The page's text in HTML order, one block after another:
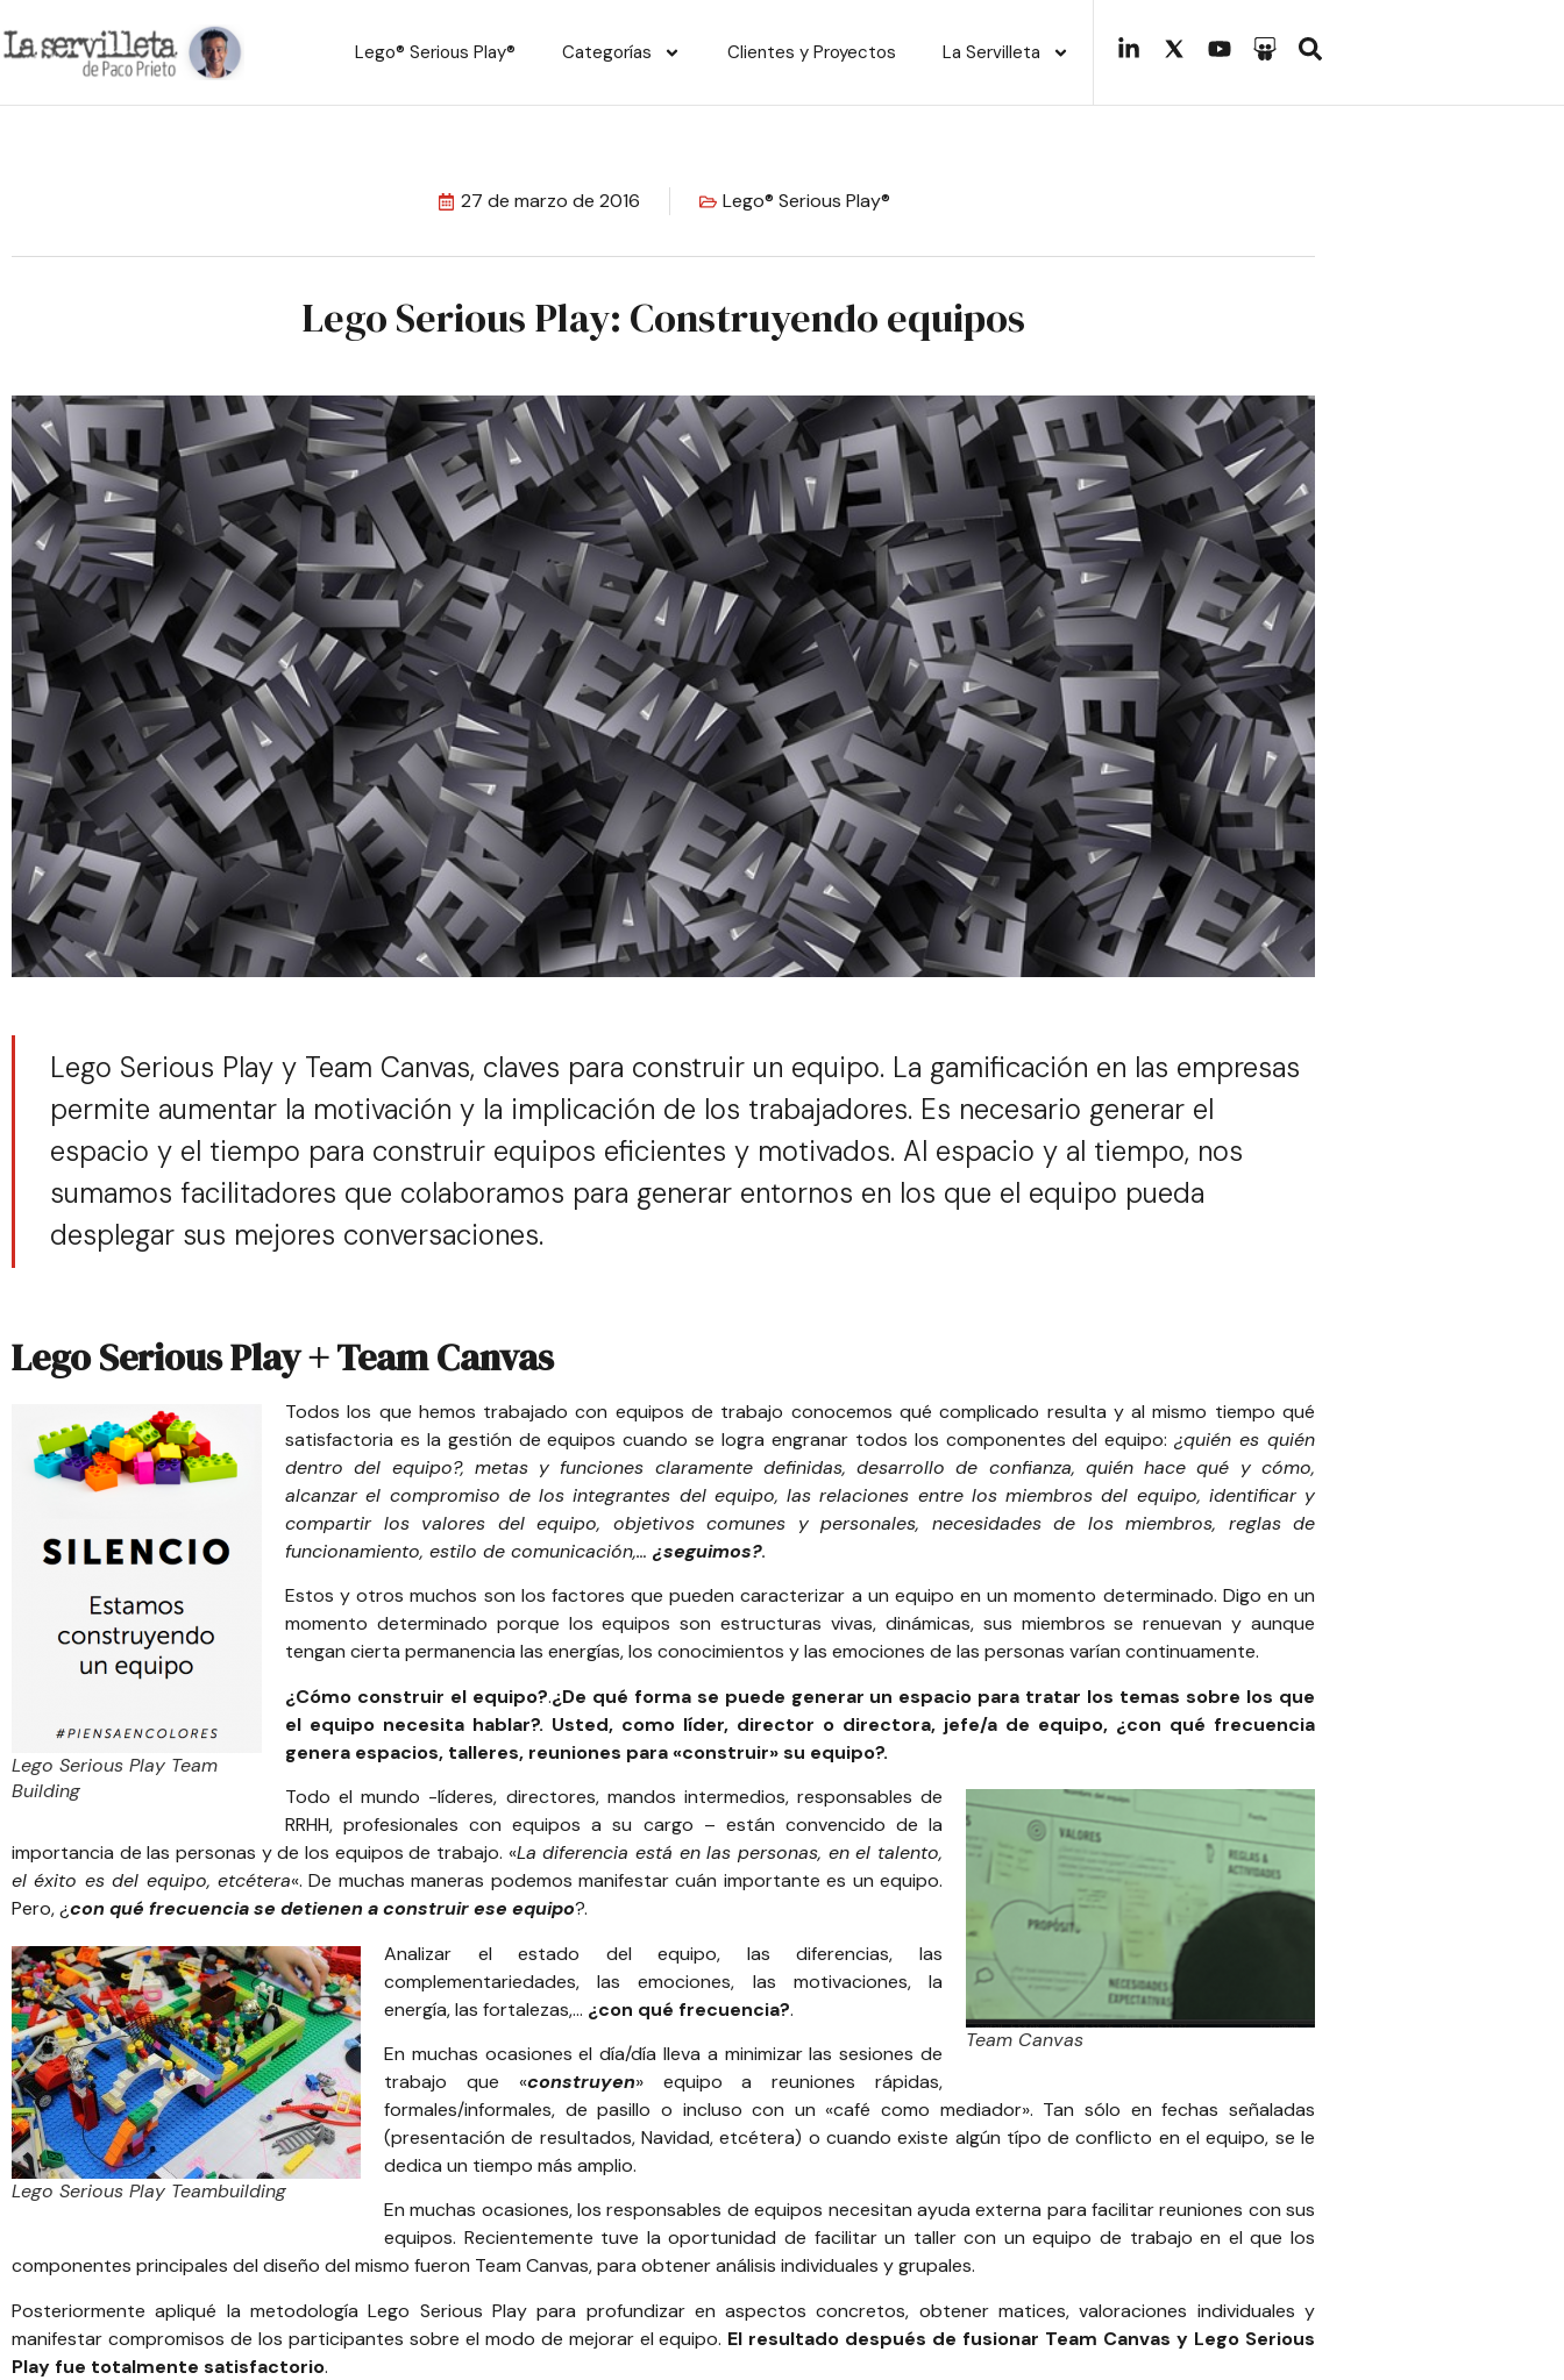
Lego® Serious Play® Categorías Clientes y Proyectos La Servilleta
27 de marzo de 2016 Lego® Serious Play®
Lego Serious Play: Construyendo equipos
Lego Serious Play y Team Canvas, claves para construir un equipo. La gamificación en las empresas
permite aumentar la motivación y la implicación de los trabajadores. Es necesario generar el
espacio y el tiempo para construir equipos eficientes y motivados. Al espacio y al tiempo, nos
sumamos facilitadores que colaboramos para generar entornos en los que el equipo pueda
desplegar sus mejores conversaciones.
Lego Serious Play + Team Canvas
Lego Serious Play Team
Building
Todos los que hemos trabajado con equipos de trabajo conocemos qué complicado resulta y al mismo tiempo qué
satisfactoria es la gestión de equipos cuando se logra engranar todos los componentes del equipo:¿quién es quién
dentro del equipo?, metas y funciones claramente definidas, desarrollo de confianza, quién hace qué y cómo,
alcanzar el compromiso de los integrantes del equipo, las relaciones entre los miembros del equipo, identificar y
compartir los valores del equipo, objetivos comunes y personales, necesidades de los miembros, reglas de
funcionamiento, estilo de comunicación,… ¿seguimos?.
Estos y otros muchos son los factores que pueden caracterizar a un equipo en un momento determinado. Digo en un
momento determinado porque los equipos son estructuras vivas, dinámicas, sus miembros se renuevan y aunque
tengan cierta permanencia las energías, los conocimientos y las emociones de las personas varían continuamente.
¿Cómo construir el equipo?.¿De qué forma se puede generar un espacio para tratar los temas sobre los que
el equipo necesita hablar?. Usted, como líder, director o directora, jefe/a de equipo, ¿con qué frecuencia
genera espacios, talleres, reuniones para «construir» su equipo?.
Team Canvas
Todo el mundo -líderes, directores, mandos intermedios, responsables de
RRHH, profesionales con equipos a su cargo – están convencido de la
importancia de las personas y de los equipos de trabajo. «La diferencia está en las personas, en el talento,
el éxito es del equipo, etcétera«. De muchas maneras podemos manifestar cuán importante es un equipo.
Pero, ¿con qué frecuencia se detienen a construir ese equipo?.
Lego Serious Play Teambuilding
Analizar el estado del equipo, las diferencias, las
complementariedades, las emociones, las motivaciones, la
energía, las fortalezas,… ¿con qué frecuencia?.
En muchas ocasiones el día/día lleva a minimizar las sesiones de
trabajo que «construyen» equipo a reuniones rápidas,
formales/informales, de pasillo o incluso con un «café como mediador». Tan sólo en fechas señaladas
(presentación de resultados, Navidad, etcétera) o cuando existe algún típo de conflicto en el equipo, se le
dedica un tiempo más amplio.
En muchas ocasiones, los responsables de equipos necesitan ayuda externa para facilitar reuniones con sus
equipos. Recientemente tuve la oportunidad de facilitar un taller con un equipo de trabajo en el que los
componentes principales del diseño del mismo fueron Team Canvas, para obtener análisis individuales y grupales.
Posteriormente apliqué la metodologíaLego Serious Playpara profundizar en aspectos concretos, obtener matices, valoraciones individuales y
manifestar compromisos de los participantes sobre el modo de mejorar el equipo. El resultado después de fusionar Team Canvas y Lego Serious
Play fue totalmente satisfactorio.